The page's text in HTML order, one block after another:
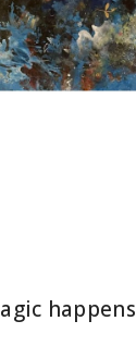
happens